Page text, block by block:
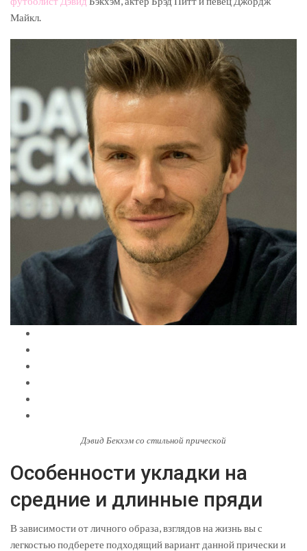
Майкл.
Дэвид Бекхэм со стильной прической
Особенности укладки на
средние и длинные пряди
В зависимости от личного образа, взглядов на жизнь вы с
легкостью подберете подходящий вариант данной прически и